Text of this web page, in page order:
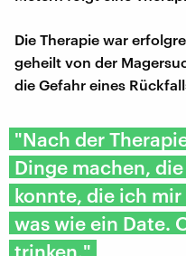
Die Therapie war
geheilt von der
die Gefahr eines
"Nach der
Dinge machen,
konnte, die ich
was wie ein Date.
trinken."